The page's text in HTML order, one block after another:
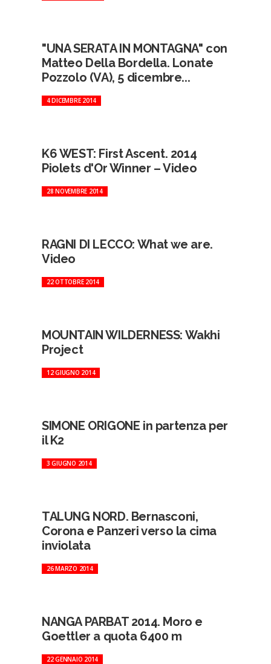
"UNA SERATA IN MONTAGNA" con
Matteo Della Bordella. Lonate
Pozzolo (VA), 5 dicembre...
4 DICEMBRE 2014
K6 WEST: First Ascent. 2014
Piolets d'Or Winner – Video
28 NOVEMBRE 2014
RAGNI DI LECCO: What we are.
Video
22 OTTOBRE 2014
MOUNTAIN WILDERNESS: Wakhi
Project
12 GIUGNO 2014
SIMONE ORIGONE in partenza per
il K2
3 GIUGNO 2014
TALUNG NORD. Bernasconi,
Corona e Panzeri verso la cima
inviolata
26 MARZO 2014
NANGA PARBAT 2014. Moro e
Goettler a quota 6400 m
22 GENNAIO 2014